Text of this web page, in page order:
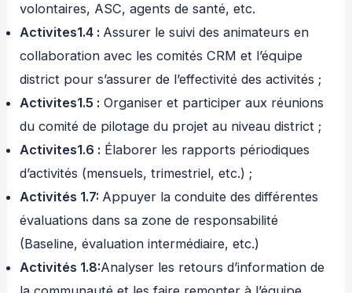
volontaires, ASC, agents de santé, etc.
Activites1.4 : Assurer le suivi des animateurs en
collaboration avec les comités CRM et l’équipe
district pour s’assurer de l’effectivité des activités ;
Activites1.5 : Organiser et participer aux réunions
du comité de pilotage du projet au niveau district ;
Activites1.6 : Élaborer les rapports périodiques
d’activités (mensuels, trimestriel, etc.) ;
Activités 1.7: Appuyer la conduite des différentes
évaluations dans sa zone de responsabilité
(Baseline, évaluation intermédiaire, etc.)
Activités 1.8:Analyser les retours d’information de